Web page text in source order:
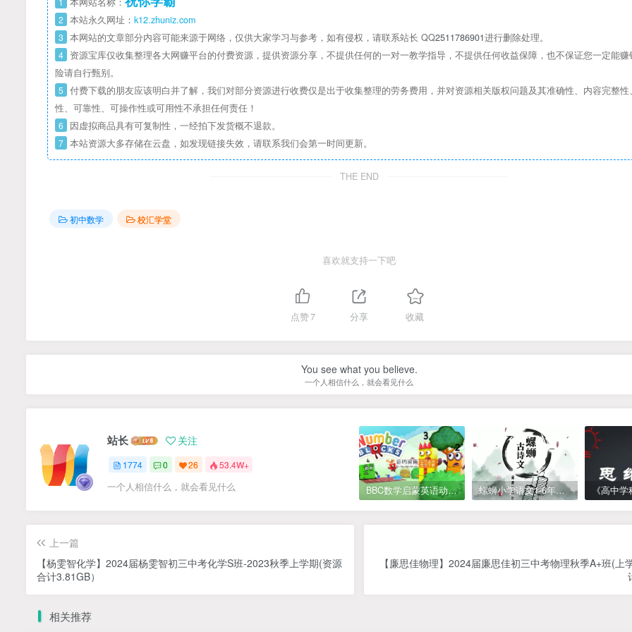
2 本站永久网址： k12.zhuniz.com
3 本网站的文章部分内容可能来源于网络，仅供大家学习与参考，如有侵权，请联系站长 QQ2511786901进行删除处理。
4 资源宝库仅收集整理各大网赚平台的付费资源，提供资源分享，不提供任何的一对一教学指导，不提供任何收益保障，也不保证您一定能赚
险请自行甄别。
5 付费下载的朋友应该明白并了解，我们对部分资源进行收费仅是出于收集整理的劳务费用，并对资源相关版权问题及其准确性、内容完整性
性、可靠性、可操作性或可用性不承担任何责任！
6 因虚拟商品具有可复制性，一经拍下发货概不退款。
7 本站资源大多存储在云盘，如发现链接失效，请联系我们会第一时间更新。
THE END
初中数学 校汇学堂
喜欢就支持一下吧
点赞7 分享 收藏
You see what you believe.
一个人相信什么，就会看见什么
站长 关注
1774 0 26 53.4W+
一个人相信什么，就会看见什么 BBC数学启蒙英语动画Numberblocks数字积木，全七季共161集，1080P高清视频带英文字幕 螺蛳小学语文1-6年级《小学古诗文》课程视频
上一篇
【杨雯智化学】2024届杨雯智初三中考化学S班-2023秋季上学期(资源
合计3.81GB）
【廉思佳物理】2024届廉思佳初三中考物理秋季A+班(上
相关推荐